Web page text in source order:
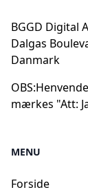
BGGD Digital
Dalgas
Danmark
OBS:
mærkes "Att:
MENU
Forside